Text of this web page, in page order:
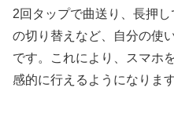
2回タップで曲送り、長押
の切り替えなど、自分の使
です。これにより、スマホ
感的に行えるようになります